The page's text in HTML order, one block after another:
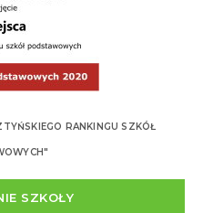
RANKINGU SZKÓŁ
SZKOŁY